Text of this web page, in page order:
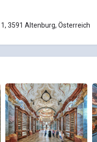
3591 Altenburg, Österreich